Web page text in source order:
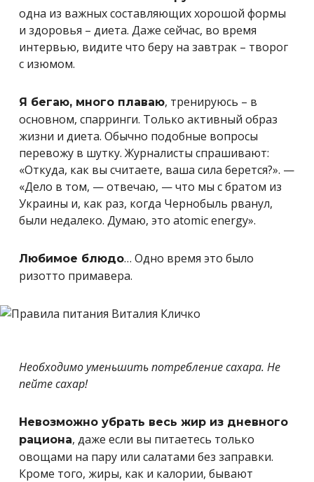
одна из важных составляющих хорошой формы
и здоровья – диета. Даже сейчас, во время
интервью, видите что беру на завтрак – творог
с изюмом.
Я бегаю, много плаваю, тренируюсь – в
основном, спарринги. Только активный образ
жизни и диета. Обычно подобные вопросы
перевожу в шутку. Журналисты спрашивают:
«Откуда, как вы считаете, ваша сила берется?». —
«Дело в том, — отвечаю, — что мы с братом из
Украины и, как раз, когда Чернобыль рванул,
были недалеко. Думаю, это atomic energy».
Любимое блюдо… Одно время это было
ризотто примавера.
Необходимо уменьшить потребление сахара. Не
пейте сахар!
Невозможно убрать весь жир из дневного
рациона, даже если вы питаетесь только
овощами на пару или салатами без заправки.
Кроме того, жиры, как и калории, бывают